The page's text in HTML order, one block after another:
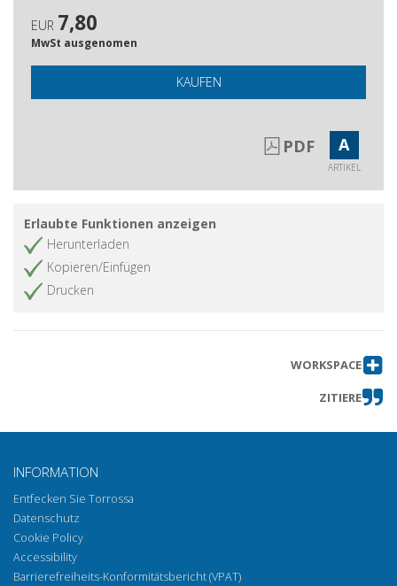
EUR 7,80
MwSt ausgenomen
KAUFEN
PDF A
ARTIKEL
Erlaubte Funktionen anzeigen
Herunterladen
Kopieren/Einfügen
Drucken
WORKSPACE
ZITIERE
INFORMATION
Entfecken Sie Torrossa
Datenschutz
Cookie Policy
Accessibility
Barrierefreiheits-Konformitätsbericht (VPAT)